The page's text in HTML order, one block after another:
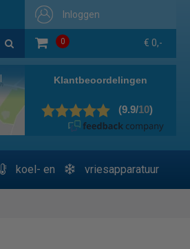
Inloggen
0 € 0,-
koel- en vriesapparatuur